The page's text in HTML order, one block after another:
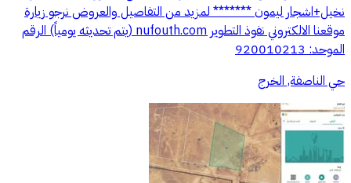
نخيل+اشجار ليمون ******* لمزيد من التفاصيل والعروض نرجو زيارة
موقعنا الالكتروني نفوذ التطوير nufouth.com (يتم تحديثه يومياً) الرقم
الموحد: 920010213
حي الناصفة, الخرج